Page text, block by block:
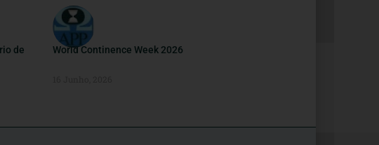
de
World Continence Week 2026